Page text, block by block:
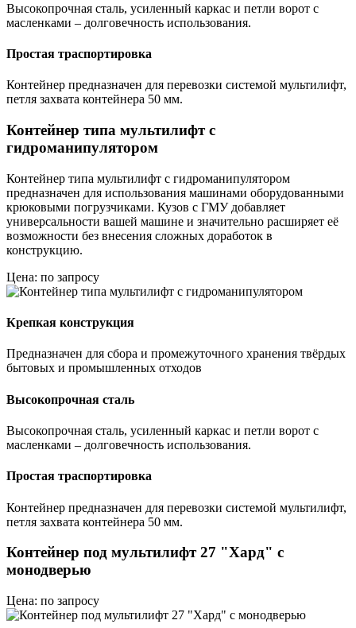
Высокопрочная сталь, усиленный каркас и петли ворот с
масленками – долговечность использования.
Простая траспортировка
Контейнер предназначен для перевозки системой мультилифт,
петля захвата контейнера 50 мм.
Контейнер типа мультилифт с
гидроманипулятором
Контейнер типа мультилифт с гидроманипулятором
предназначен для использования машинами оборудованными
крюковыми погрузчиками. Кузов с ГМУ добавляет
универсальности вашей машине и значительно расширяет её
возможности без внесения сложных доработок в
конструкцию.
Цена: по запросу
Крепкая конструкция
Предназначен для сбора и промежуточного хранения твёрдых
бытовых и промышленных отходов
Высокопрочная сталь
Высокопрочная сталь, усиленный каркас и петли ворот с
масленками – долговечность использования.
Простая траспортировка
Контейнер предназначен для перевозки системой мультилифт,
петля захвата контейнера 50 мм.
Контейнер под мультилифт 27 "Хард" с
монодверью
Цена: по запросу